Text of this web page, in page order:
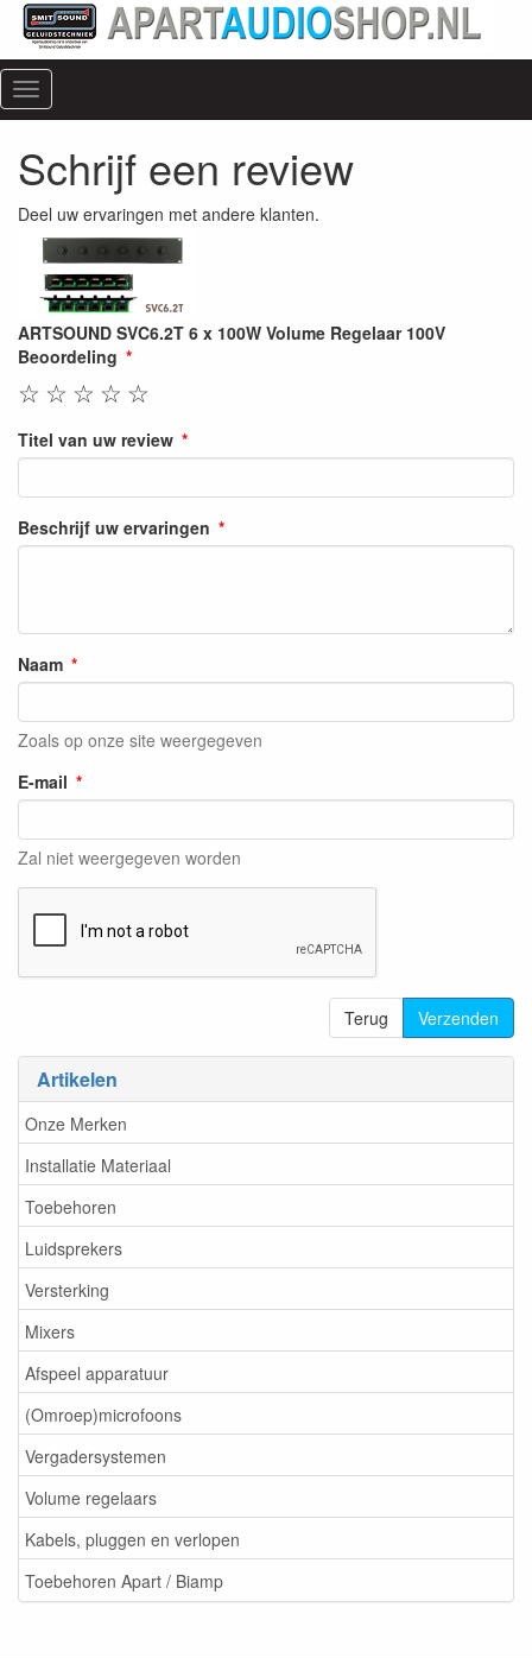
Menu
Artikelen
Onze Merken
Installatie Materiaal
Toebehoren
Luidsprekers
Versterking
Mixers
Afspeel apparatuur
(Omroep)microfoons
Vergadersystemen
Volume regelaars
Kabels, pluggen en verlopen
Toebehoren Apart / Biamp
Schrijf een review
Deel uw ervaringen met andere klanten.
ARTSOUND SVC6.2T 6 x 100W Volume Regelaar 100V
Beoordeling
☆
☆
☆
☆
☆
Titel van uw review
Beschrijf uw ervaringen
Naam
Zoals op onze site weergegeven
E-mail
Zal niet weergegeven worden
Terug Verzenden